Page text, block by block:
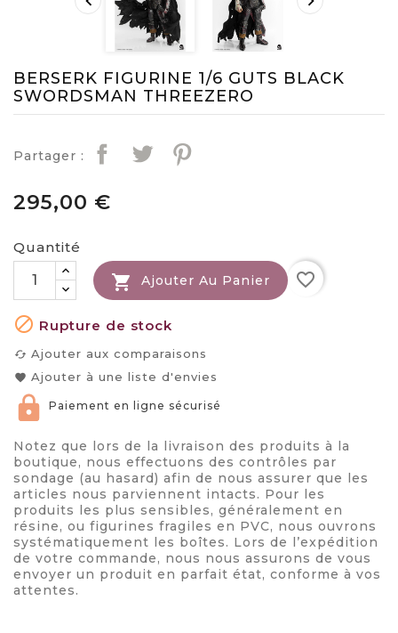
BERSERK FIGURINE 1/6 GUTS BLACK
SWORDSMAN THREEZERO
Partager :
295,00 €
Quantité
 Ajouter Au Panier favorite_border
 Rupture de stock
cached Ajouter aux comparaisons
favorite Ajouter à une liste d'envies
Paiement en ligne sécurisé
Notez que lors de la livraison des produits à la
boutique, nous effectuons des contrôles par
sondage (au hasard) afin de nous assurer que les
articles nous parviennent intacts. Pour les
produits les plus sensibles, généralement en
résine, ou figurines fragiles en PVC, nous ouvrons
systématiquement les boîtes. Lors de l’expédition
de votre commande, nous nous assurons de vous
envoyer un produit en parfait état, conforme à vos
attentes.